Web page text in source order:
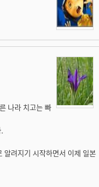
나라 치고는 빠
려지기 시작하면서 이제 일본